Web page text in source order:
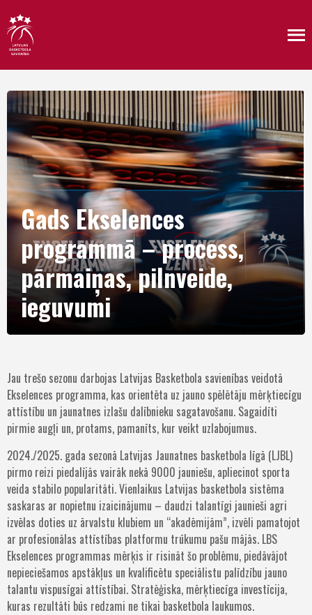
Gads Ekselences
programmā – process,
pārmaiņas, pilnveide,
ieguvumi
Jau trešo sezonu darbojas Latvijas Basketbola savienības veidotā
Ekselences programma, kas orientēta uz jauno spēlētāju mērķtiecīgu
attīstību un jaunatnes izlašu dalībnieku sagatavošanu. Sagaidīti
pirmie augļi un, protams, pamanīts, kur veikt uzlabojumus.
2024./2025. gada sezonā Latvijas Jaunatnes basketbola līgā (LJBL)
pirmo reizi piedalījās vairāk nekā 9000 jauniešu, apliecinot sporta
veida stabilo popularitāti. Vienlaikus Latvijas basketbola sistēma
saskaras ar nopietnu izaicinājumu – daudzi talantīgi jaunieši agri
izvēlas doties uz ārvalstu klubiem un “akadēmijām”, izvēli pamatojot
ar profesionālas attīstības platformu trūkumu pašu mājās. LBS
Ekselences programmas mērķis ir risināt šo problēmu, piedāvājot
nepieciešamos apstākļus un kvalificētu speciālistu palīdzību jauno
talantu vispusīgai attīstībai. Stratēģiska, mērķtiecīga investīcija,
kuras rezultāti būs redzami ne tikai basketbola laukumos.